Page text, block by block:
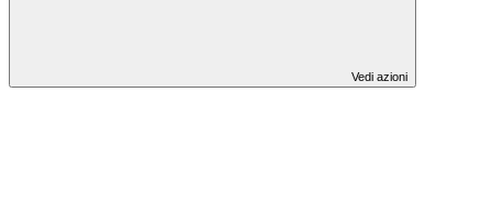
Vedi azioni